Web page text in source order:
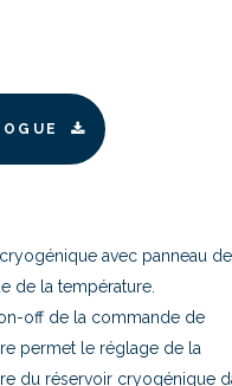
avec panneau de
de la température.
off de la commande de
permet le réglage de la
du réservoir cryogénique